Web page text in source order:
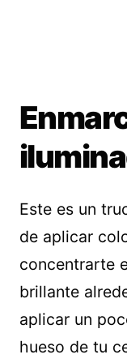
Este es un
de aplicar
concentrarte
brillante
aplicar un
hueso de tu